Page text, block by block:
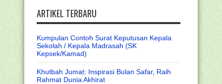
ARTIKEL TERBARU
Kumpulan Contoh Surat Keputusan Kepala
Sekolah / Kepala Madrasah (SK
Kepsek/Kamad)
Khutbah Jumat: Inspirasi Bulan Safar, Raih
Rahmat Dunia Akhirat